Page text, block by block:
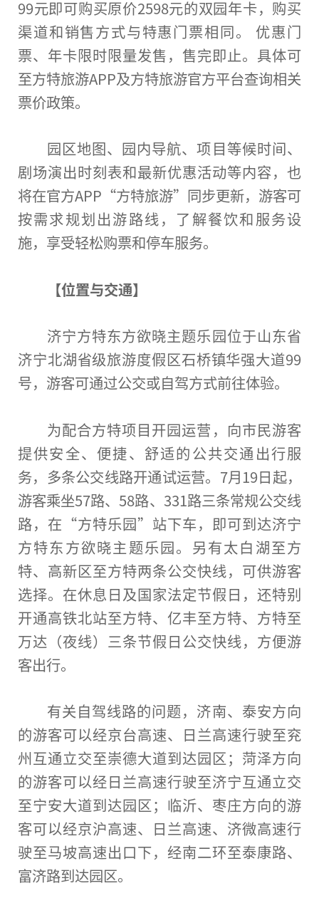
99元即可购买原价2598元的双园年卡，购买
渠道和销售方式与特惠门票相同。 优惠门
票、年卡限时限量发售，售完即止。具体可
至方特旅游APP及方特旅游官方平台查询相关
票价政策。
园区地图、园内导航、项目等候时间、
剧场演出时刻表和最新优惠活动等内容，也
将在官方APP“方特旅游”同步更新，游客可
按需求规划出游路线，了解餐饮和服务设
施，享受轻松购票和停车服务。
【位置与交通】
济宁方特东方欲晓主题乐园位于山东省
济宁北湖省级旅游度假区石桥镇华强大道99
号，游客可通过公交或自驾方式前往体验。
为配合方特项目开园运营，向市民游客
提供安全、便捷、舒适的公共交通出行服
务，多条公交线路开通试运营。7月19日起，
游客乘坐57路、58路、331路三条常规公交线
路，在“方特乐园”站下车，即可到达济宁
方特东方欲晓主题乐园。另有太白湖至方
特、高新区至方特两条公交快线，可供游客
选择。在休息日及国家法定节假日，还特别
开通高铁北站至方特、亿丰至方特、方特至
万达（夜线）三条节假日公交快线，方便游
客出行。
有关自驾线路的问题，济南、泰安方向
的游客可以经京台高速、日兰高速行驶至兖
州互通立交至崇德大道到达园区；菏泽方向
的游客可以经日兰高速行驶至济宁互通立交
至宁安大道到达园区；临沂、枣庄方向的游
客可以经京沪高速、日兰高速、济微高速行
驶至马坡高速出口下，经南二环至泰康路、
富济路到达园区。